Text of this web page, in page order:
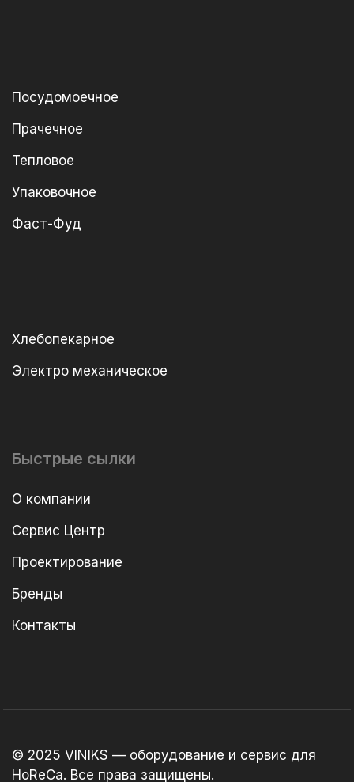
Посудомоечное
Прачечное
Тепловое
Упаковочное
Фаст-Фуд
Хлебопекарное
Электро механическое
Быстрые сылки
О компании
Сервис Центр
Проектирование
Бренды
Контакты
© 2025 VINIKS — оборудование и сервис для
HoReCa. Все права защищены.